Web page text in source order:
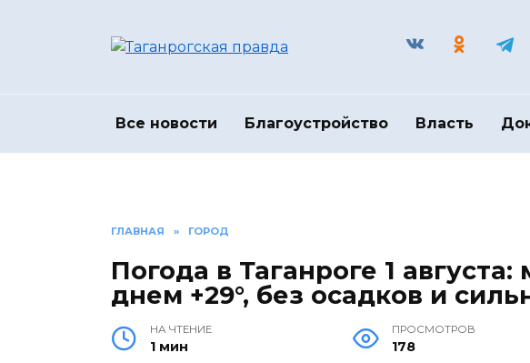
Все новости Благоустройство Власть
ГЛАВНАЯ » ГОРОД
Погода в Таганроге 1
днем +29°, без осадков и
НА ЧТЕНИЕ
1 мин
ПРОСМОТРОВ
178